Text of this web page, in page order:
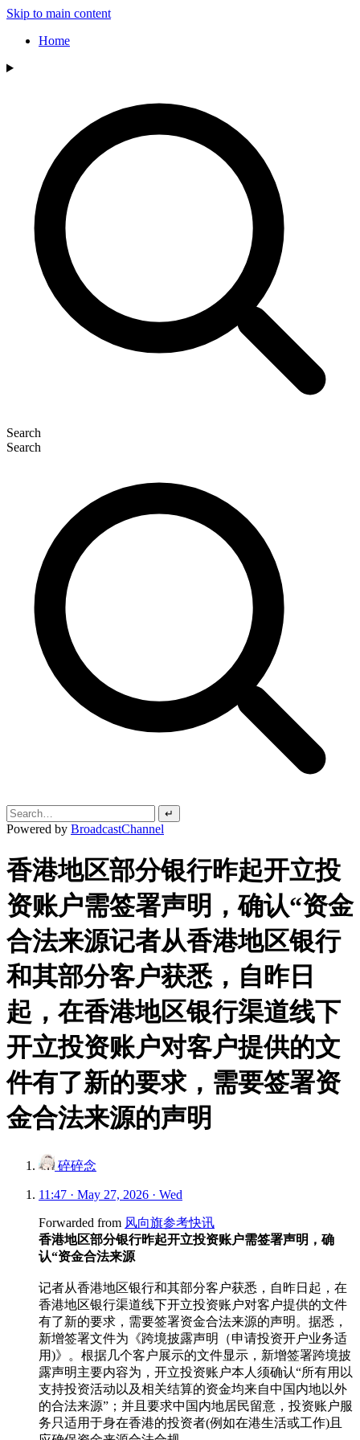
Skip to main content
Home
Search
Search
↵
Powered by BroadcastChannel
香港地区部分银行昨起开立投
资账户需签署声明，确认“资金
合法来源记者从香港地区银行
和其部分客户获悉，自昨日
起，在香港地区银行渠道线下
开立投资账户对客户提供的文
件有了新的要求，需要签署资
金合法来源的声明
碎碎念
11:47 · May 27, 2026 · Wed
Forwarded from 风向旗参考快讯
香港地区部分银行昨起开立投资账户需签署声明，确
认“资金合法来源
记者从香港地区银行和其部分客户获悉，自昨日起，在
香港地区银行渠道线下开立投资账户对客户提供的文件
有了新的要求，需要签署资金合法来源的声明。据悉，
新增签署文件为《跨境披露声明（申请投资开户业务适
用)》。根据几个客户展示的文件显示，新增签署跨境披
露声明主要内容为，开立投资账户本人须确认“所有用以
支持投资活动以及相关结算的资金均来自中国内地以外
的合法来源”；并且要求中国内地居民留意，投资账户服
务只适用于身在香港的投资者(例如在港生活或工作)且